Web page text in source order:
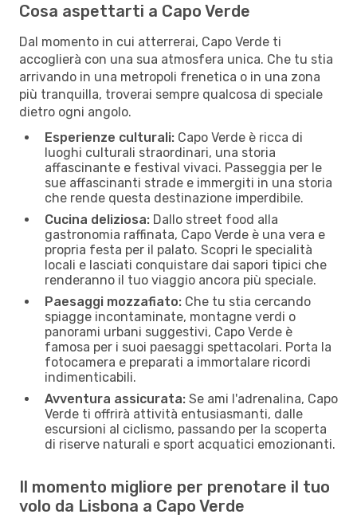
Cosa aspettarti a Capo Verde
Dal momento in cui atterrerai, Capo Verde ti
accoglierà con una sua atmosfera unica. Che tu stia
arrivando in una metropoli frenetica o in una zona
più tranquilla, troverai sempre qualcosa di speciale
dietro ogni angolo.
Esperienze culturali: Capo Verde è ricca di
luoghi culturali straordinari, una storia
affascinante e festival vivaci. Passeggia per le
sue affascinanti strade e immergiti in una storia
che rende questa destinazione imperdibile.
Cucina deliziosa: Dallo street food alla
gastronomia raffinata, Capo Verde è una vera e
propria festa per il palato. Scopri le specialità
locali e lasciati conquistare dai sapori tipici che
renderanno il tuo viaggio ancora più speciale.
Paesaggi mozzafiato: Che tu stia cercando
spiagge incontaminate, montagne verdi o
panorami urbani suggestivi, Capo Verde è
famosa per i suoi paesaggi spettacolari. Porta la
fotocamera e preparati a immortalare ricordi
indimenticabili.
Avventura assicurata: Se ami l'adrenalina, Capo
Verde ti offrirà attività entusiasmanti, dalle
escursioni al ciclismo, passando per la scoperta
di riserve naturali e sport acquatici emozionanti.
Il momento migliore per prenotare il tuo
volo da Lisbona a Capo Verde